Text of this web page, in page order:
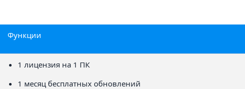
Функции
1 лицензия на 1 ПК
1 месяц бесплатных обновлений